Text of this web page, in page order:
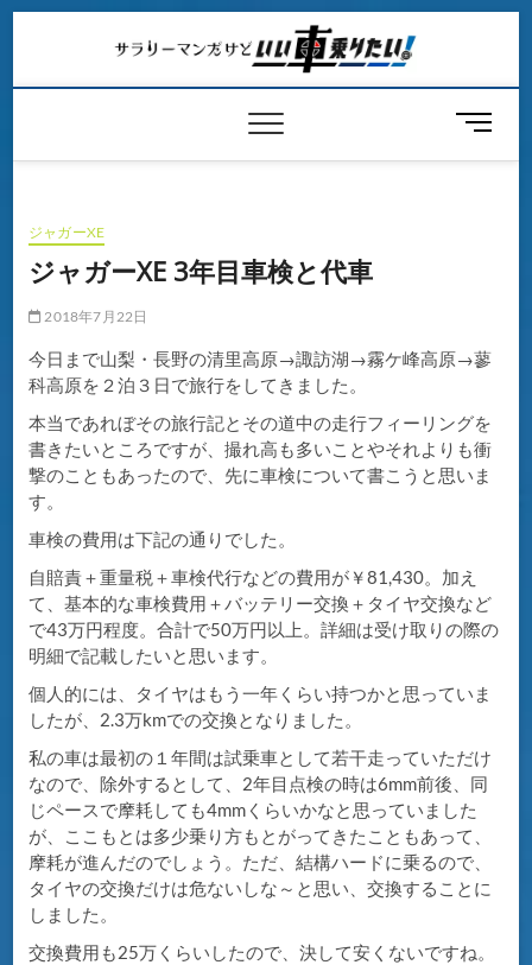
メ
ジャガーXE
ジャガーXE 3年目車検と代車
2018年7月22日
今日まで山梨・長野の清里高原→諏訪湖→霧ケ峰高原→蓼
科高原を２泊３日で旅行をしてきました。
本当であれぼその旅行記とその道中の走行フィーリングを
書きたいところですが、撮れ高も多いことやそれよりも衝
撃のこともあったので、先に車検について書こうと思いま
す。
車検の費用は下記の通りでした。
自賠責＋重量税＋車検代行などの費用が￥81,430。加え
て、基本的な車検費用＋バッテリー交換＋タイヤ交換など
で43万円程度。合計で50万円以上。詳細は受け取りの際の
明細で記載したいと思います。
個人的には、タイヤはもう一年くらい持つかと思っていま
したが、2.3万kmでの交換となりました。
私の車は最初の１年間は試乗車として若干走っていただけ
なので、除外するとして、2年目点検の時は6mm前後、同
じペースで摩耗しても4mmくらいかなと思っていました
が、ここもとは多少乗り方もとがってきたこともあって、
摩耗が進んだのでしょう。ただ、結構ハードに乗るので、
タイヤの交換だけは危ないしな～と思い、交換することに
しました。
交換費用も25万くらいしたので、決して安くないですね。